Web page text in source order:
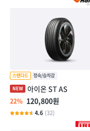
아이온 ST AS
22% 120,800원
4.6 (32)